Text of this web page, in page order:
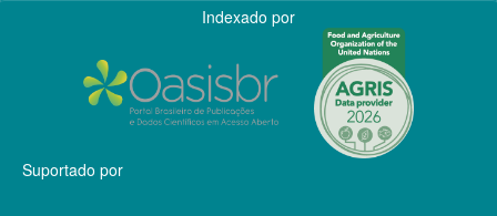
Indexado por
Suportado por